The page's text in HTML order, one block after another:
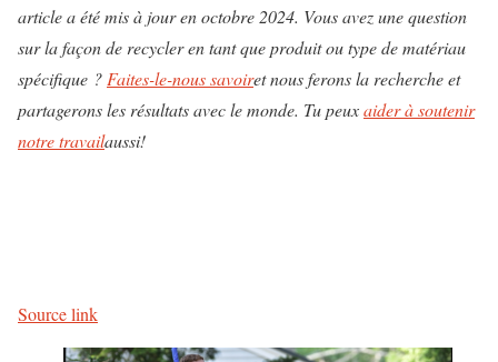
article a été mis à jour en octobre 2024. Vous avez une question
sur la façon de recycler en tant que produit ou type de matériau
spécifique ? Faites-le-nous savoiret nous ferons la recherche et
partagerons les résultats avec le monde. Tu peuxaider à soutenir
notre travailaussi!
i
Source link